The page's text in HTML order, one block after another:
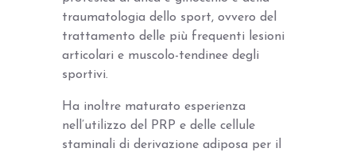
traumatologia dello sport, ovvero del
trattamento delle più frequenti lesioni
articolari e muscolo-tendinee degli
sportivi.
Ha inoltre maturato esperienza
nell’utilizzo del PRP e delle cellule
staminali di derivazione adiposa per il